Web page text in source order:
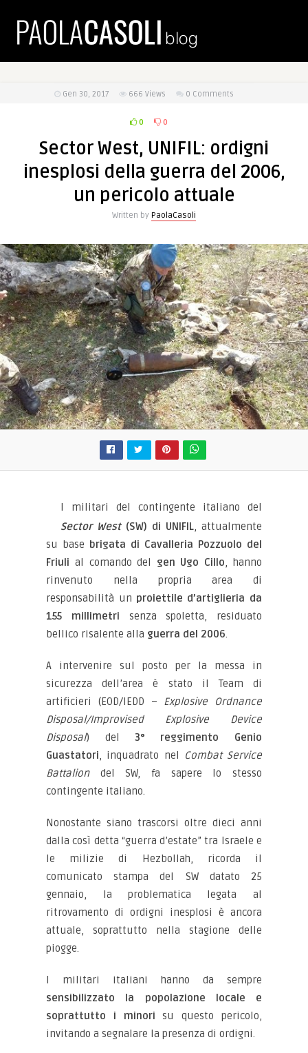
Gen 30, 2017 666 Views 0 Comments
0 0
Sector West, UNIFIL: ordigni
inesplosi della guerra del 2006,
un pericolo attuale
Written by PaolaCasoli
I militari del contingente italiano del
Sector West(SW) di UNIFIL, attualmente
su base brigata di Cavalleria Pozzuolo del
Friuli al comando del gen Ugo Cillo, hanno
rinvenuto nella propria area di
responsabilità un proiettile d’artiglieria da
155 millimetri senza spoletta, residuato
bellico risalente alla guerra del 2006.
A intervenire sul posto per la messa in
sicurezza dell’area è stato il Team di
artificieri (EOD/IEDD – Explosive Ordnance
Disposal/Improvised Explosive Device
Disposal) del 3° reggimento Genio
Guastatori, inquadrato nel
Combat Service
Battaliondel SW, fa sapere lo stesso
contingente italiano.
Nonostante siano trascorsi oltre dieci anni
dalla così detta “guerra d’estate” tra Israele e
le milizie di Hezbollah, ricorda il
comunicato stampa del SW datato 25
gennaio, la problematica legata al
ritrovamento di ordigni inesplosi è ancora
attuale, soprattutto nella stagione delle
piogge.
I militari italiani hanno da sempre
sensibilizzato la popolazione locale e
soprattutto i minori su questo pericolo,
invitando a segnalare la presenza di ordigni.